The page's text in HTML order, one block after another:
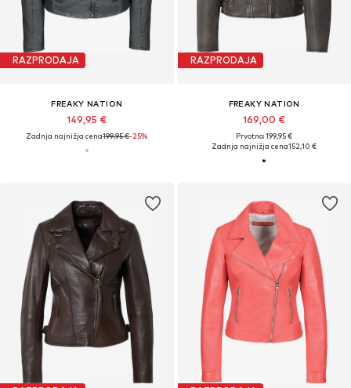
RAZPRODAJA
FREAKY NATION
149,95 €
Zadnja najnižja cena199,95 €-25%
RAZPRODAJA
FREAKY NATION
169,00 €
Prvotno: 199,95 €
Zadnja najnižja cena152,10 €